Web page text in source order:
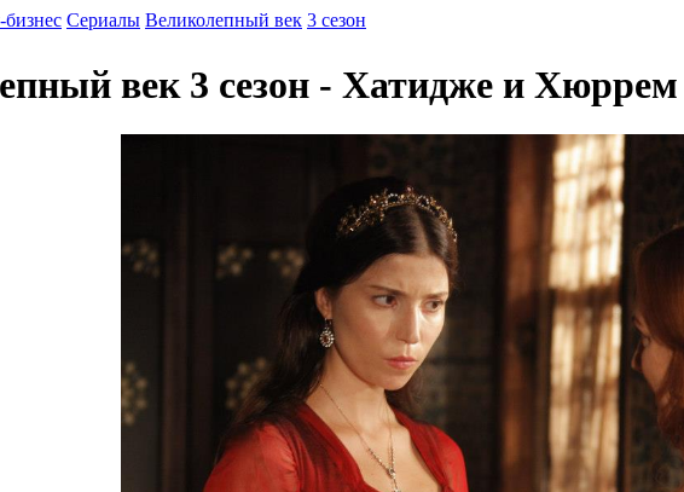
Сериалы Великолепный век 3 сезон
век 3 сезон - Хатидже и Хюррем